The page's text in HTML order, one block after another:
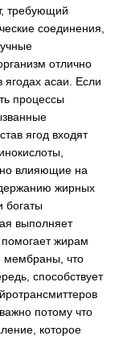
требующий
соединения,
отлично
ягодах асаи. Если
процессы
ягод входят
влияющие на
жирных
богаты
выполняет
жирам
мембраны, что
способствует
потому что
которое